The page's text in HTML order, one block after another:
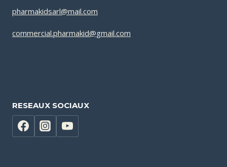
pharmakidsarl@mail.com
commercial.pharmakid@gmail.com
RESEAUX SOCIAUX